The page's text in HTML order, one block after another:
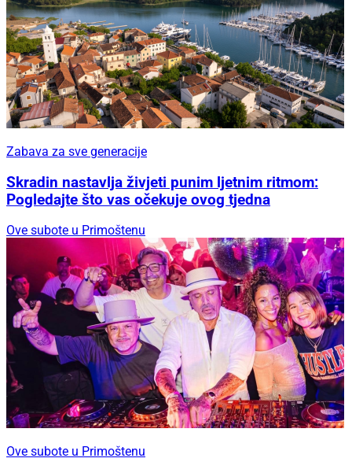
Zabava za sve generacije
Skradin nastavlja živjeti punim ljetnim ritmom:
Pogledajte što vas očekuje ovog tjedna
Ove subote u Primoštenu
Ove subote u Primoštenu